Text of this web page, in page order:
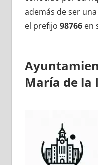
además dе ser
el prefijo 98766en
María dе la